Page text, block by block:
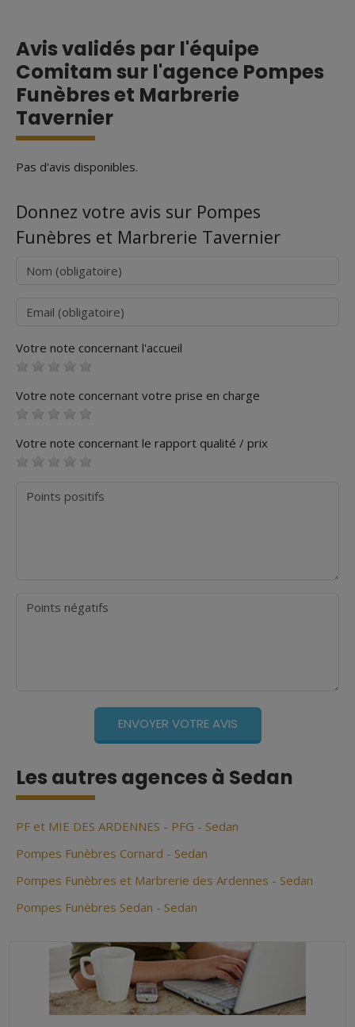
Avis validés par l'équipe
Comitam sur l'agence Pompes
Funèbres et Marbrerie
Tavernier
Pas d'avis disponibles.
Donnez votre avis sur Pompes
Funèbres et Marbrerie Tavernier
Nom
Courriel
Votre note concernant l'accueil
Votre note concernant votre prise en charge
Votre note concernant le rapport qualité / prix
Points positifs
Points négatifs
Les autres agences à Sedan
PF et MIE DES ARDENNES - PFG - Sedan
Pompes Funèbres Cornard - Sedan
Pompes Funèbres et Marbrerie des Ardennes - Sedan
Pompes Funèbres Sedan - Sedan